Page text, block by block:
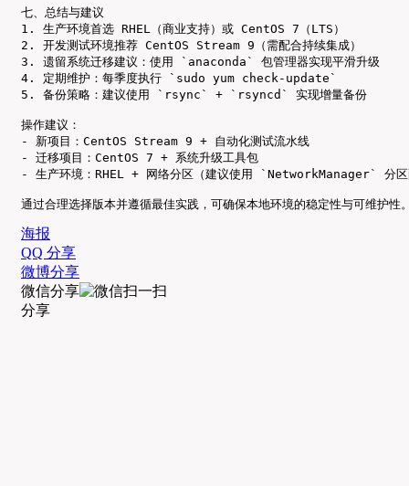
七、总结与建议
1. 生产环境首选 RHEL（商业支持）或 CentOS 7（LTS）
2. 开发测试环境推荐 CentOS Stream 9（需配合持续集成）
3. 遗留系统迁移建议：使用 `anaconda` 包管理器实现平滑升级
4. 定期维护：每季度执行 `sudo yum check-update`
5. 备份策略：建议使用 `rsync` + `rsyncd` 实现增量备份
操作建议：
- 新项目：CentOS Stream 9 + 自动化测试流水线
- 迁移项目：CentOS 7 + 系统升级工具包
- 生产环境：RHEL + 网络分区（建议使用 `NetworkManager` 分区
通过合理选择版本并遵循最佳实践，可确保本地环境的稳定性与可维护
海报
QQ 分享
微博分享
微信分享
分享